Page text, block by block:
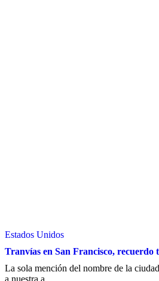
Estados Unidos
Tranvías en San Francisco, recuerdo
La sola mención del nombre de la